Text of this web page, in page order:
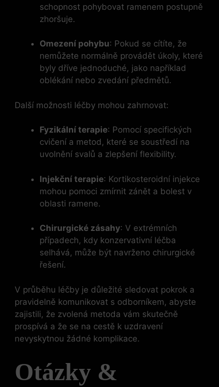
schopnost pohybovat ramenem postupně
zhoršuje.
Omezení pohybu: Pokud se cítíte, že
nemůžete normálně provádět úkoly, které
byly dříve jednoduché, jako například
oblékání nebo zvedání předmětů.
Další možnosti léčby mohou zahrnovat:
Fyzikální terapie: Pomocí specifických
cvičení a metod, které se soustředí na
uvolnění svalů a zlepšení flexibility.
Injekční terapie: Kortikosteroidní injekce
mohou pomoci zmírnit zánět a bolest v
oblasti ramene.
Chirurgické zásahy: V extrémních
případech, kdy konzervativní léčba
selhává, může být navrženo chirurgické
řešení.
V průběhu léčby je důležité sledovat pokrok a
pravidelně komunikovat s odborníkem, abyste
zajistili, že zvolená metoda vám skutečně
prospívá a že se na cestě k uzdravení
nevyskytnou žádné komplikace.
Otázky &